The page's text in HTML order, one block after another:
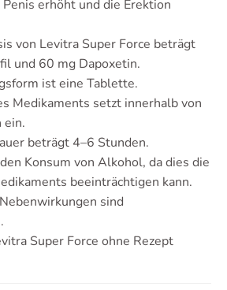
erhöht und die Erektion
von Levitra Super Force beträgt
und 60 mg Dapoxetin.
ist eine Tablette.
Medikaments setzt innerhalb von
ein.
beträgt 4–6 Stunden.
Konsum von Alkohol, da dies die
beeinträchtigen kann.
sind
Super Force ohne Rezept